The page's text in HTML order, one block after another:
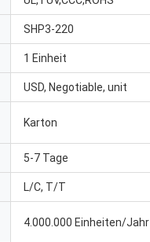
SHP3-220
1 Einheit
USD, Negotiable, unit
Karton
5-7 Tage
L/C, T/T
4.000.000 Einheiten/Jahr